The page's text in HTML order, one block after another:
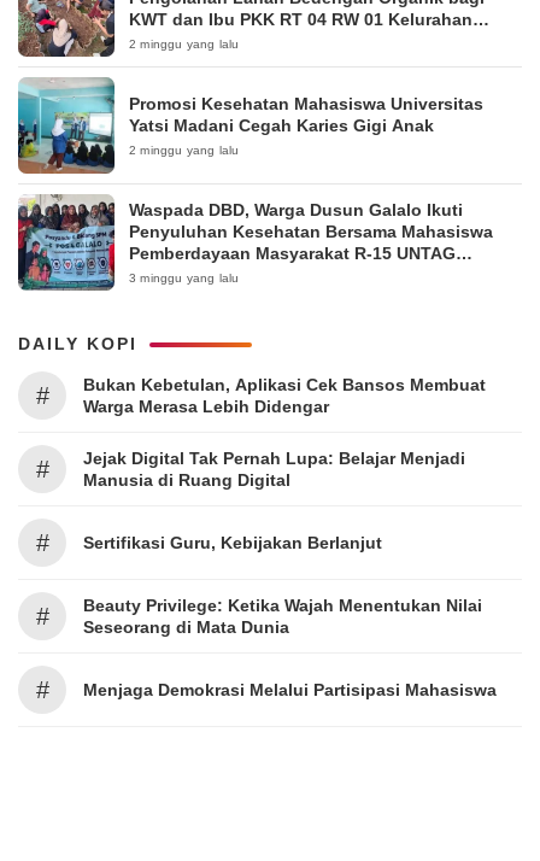
KWT dan Ibu PKK RT 04 RW 01 Kelurahan
Pakintelan
2 minggu yang lalu
Promosi Kesehatan Mahasiswa Universitas
Yatsi Madani Cegah Karies Gigi Anak
2 minggu yang lalu
Waspada DBD, Warga Dusun Galalo Ikuti
Penyuluhan Kesehatan Bersama Mahasiswa
Pemberdayaan Masyarakat R-15 UNTAG
Surabaya 2026
3 minggu yang lalu
DAILY KOPI
#
Bukan Kebetulan, Aplikasi Cek Bansos Membuat
Warga Merasa Lebih Didengar
#
Jejak Digital Tak Pernah Lupa: Belajar Menjadi
Manusia di Ruang Digital
# Sertifikasi Guru, Kebijakan Berlanjut
#
Beauty Privilege: Ketika Wajah Menentukan Nilai
Seseorang di Mata Dunia
# Menjaga Demokrasi Melalui Partisipasi Mahasiswa